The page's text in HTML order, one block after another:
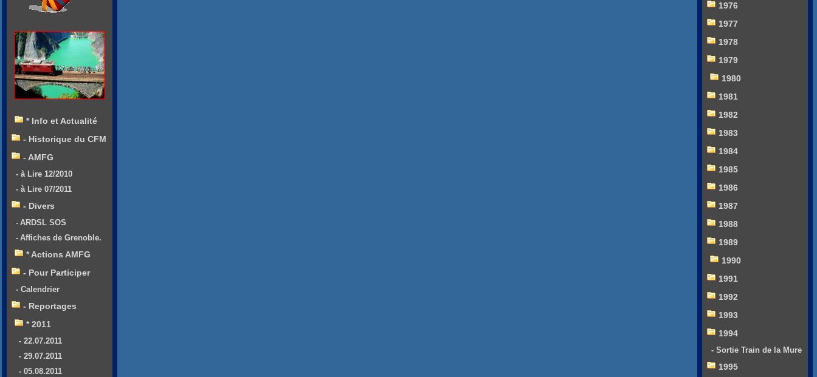
* Info et Actualité
- Historique du CFM
- AMFG
- à Lire 12/2010
- à Lire 07/2011
- Divers
- ARDSL SOS
- Affiches de Grenoble.
* Actions AMFG
- Pour Participer
- Calendrier
- Reportages
* 2011
- 22.07.2011
- 29.07.2011
- 05.08.2011
1976
1977
1978
1979
1980
1981
1982
1983
1984
1985
1986
1987
1988
1989
1990
1991
1992
1993
1994
- Sortie Train de la Mure
1995